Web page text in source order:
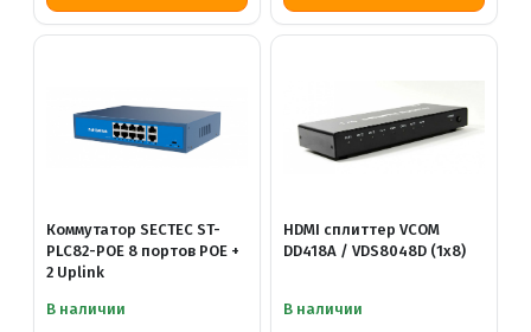
Коммутатор SECTEC ST-
PLC82-POE 8 портов POE +
2 Uplink
В наличии
HDMI сплиттер VCOM
DD418A / VDS8048D (1x8)
В наличии